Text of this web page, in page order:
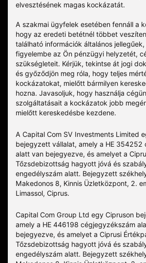
elvesztésének magas kockázatát.
A szakmai ügyfelek esetében fennáll a
hogy az eredeti betétnél többet
található információk általános
figyelembe az Ön pénzügyi helyzetét,
szükségleteit. Kérjük, tekintse át jogi
és győződjön meg róla, hogy teljes
kockázatokat, mielőtt bármilyen
hozna. Javasoljuk, hogy használja
szolgáltatásait a kockázatok jobb
mielőtt kereskedésbe kezdene.
A Capital Com SV Investments Limited
bejegyzett vállalat, amely a HE 354252
alatt van bejegyezve, és amelyet a
Tőzsdebizottság hagyott jóvá és
engedélyszám alatt. Bejegyzett
Makedonos 8, Kinnis Üzletközpont, 2.
Limassol, Ciprus.
Capital Com Group Ltd egy Cipruson
amely a ΗΕ 446198 cégjegyzékszám
bejegyezve, és amelyet a Ciprusi
Tőzsdebizottság hagyott jóvá és
engedélyszám alatt. Bejegyzett